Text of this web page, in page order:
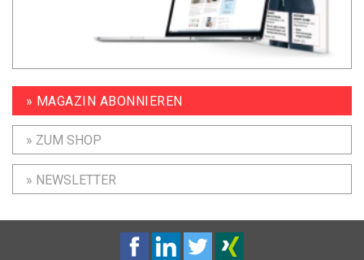
» MAGAZIN ABONNIEREN
» ZUM SHOP
» NEWSLETTER